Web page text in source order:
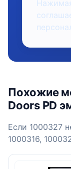
Похожие
Doors PD
Если 1000327
1000316,